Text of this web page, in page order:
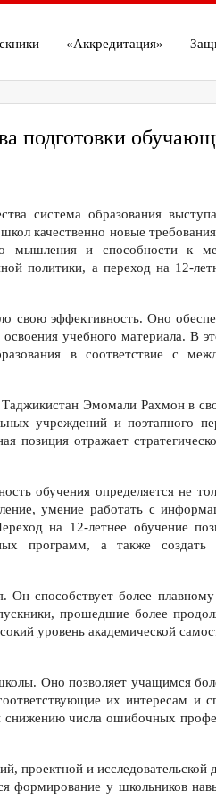
«Аккредитация»
подготовки
система образования
качественно новые
мышления и способности к
политики, а переход на 12-
свою эффективность. Оно
учебного материала. В
в соответствие с
Таджикистан Эмомали Рахмон в
учреждений и поэтапного
позиция отражает
обучения определяется не
умение работать с
на 12-летнее обучение
программ, а также создать
Он способствует более
прошедшие более
уровень академической
Оно позволяет учащимся
их интересам и
снижению числа ошибочных
проектной и исследовательской
формирование у школьников